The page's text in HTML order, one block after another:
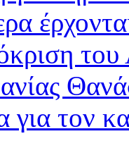
του
για τον